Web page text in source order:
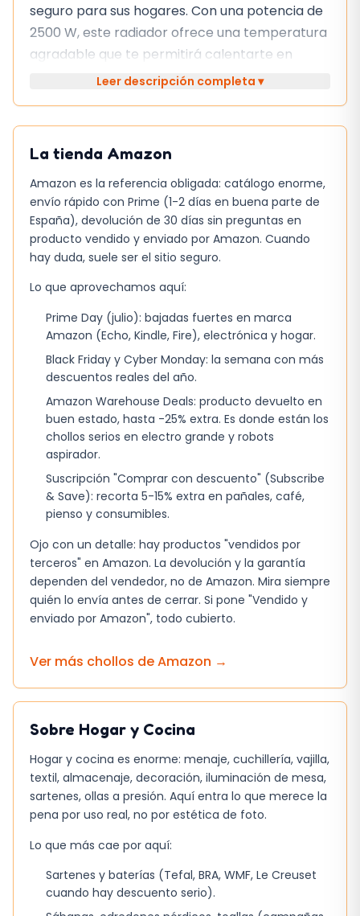
seguro para sus hogares. Con una potencia de
2500 W, este radiador ofrece una temperatura
agradable que te permitirá calentarte en
épocas de frío.
Una de las características más destacadas de
este radiador es su sistema de protección
contra sobrecalentamiento, que apaga el
aparato si excede la temperatura adecuada,
garantizando la seguridad de los usuarios.
Además, cuenta con un termofusible de
seguridad y un piloto luminoso de encendido
que te permiten estar al tanto del
funcionamiento del aparato en todo momento.
Beneficios y Características
Termostato regulable de alta precisión para
seleccionar la temperatura idónea.
4 ruedas pivotantes y asa para transporte
para un cómodo manejo y uso.
Recoge cables para mantener el espacio
organizado.
Color blanco que se integra perfectamente
con cualquier decoración.
Razones para Elegir el Radiador de
Aceite Orbegozo
Este radiador de aceite es ideal para aquellos
eficiente, segura y fácil de usar. Su diseño
cualquier habitación, y su potencia de 2500 W
garantiza un calor constante y agradable.
Además, el radiador de aceite Orbegozo es una
excelente opción para aquellos que buscan
una alternativa a los sistemas de calefacción
tradicionales, ya que es más eficiente y tiene un
menor impacto ambiental. En resumen, es una
busque un sistema de calefacción seguro,
eficiente y fácil de usar.
Leer descripción completa ▾
La tienda Amazon
Amazon es la referencia obligada: catálogo enorme,
envío rápido con Prime (1-2 días en buena parte de
España), devolución de 30 días sin preguntas en
producto vendido y enviado por Amazon. Cuando
hay duda, suele ser el sitio seguro.
Lo que aprovechamos aquí:
Prime Day (julio): bajadas fuertes en marca
Amazon (Echo, Kindle, Fire), electrónica y hogar.
Black Friday y Cyber Monday: la semana con más
descuentos reales del año.
Amazon Warehouse Deals: producto devuelto en
buen estado, hasta -25% extra. Es donde están los
chollos serios en electro grande y robots
aspirador.
Suscripción "Comprar con descuento" (Subscribe
& Save): recorta 5-15% extra en pañales, café,
pienso y consumibles.
Ojo con un detalle: hay productos "vendidos por
terceros" en Amazon. La devolución y la garantía
dependen del vendedor, no de Amazon. Mira siempre
quién lo envía antes de cerrar. Si pone "Vendido y
enviado por Amazon", todo cubierto.
Ver más chollos deAmazon →
Sobre Hogar y Cocina
Hogar y cocina es enorme: menaje, cuchillería, vajilla,
textil, almacenaje, decoración, iluminación de mesa,
sartenes, ollas a presión. Aquí entra lo que merece la
pena por uso real, no por estética de foto.
Lo que más cae por aquí:
Sartenes y baterías (Tefal, BRA, WMF, Le Creuset
cuando hay descuento serio).